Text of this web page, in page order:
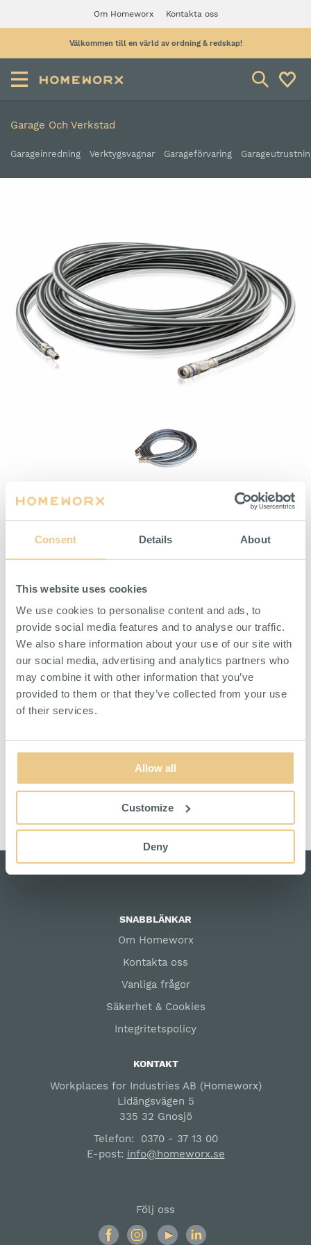
Consent Details About
This website uses cookies
We use cookies to personalise content and ads, to
provide social media features and to analyse our traffic.
We also share information about your use of our site with
our social media, advertising and analytics partners who
may combine it with other information that you’ve
provided to them or that they’ve collected from your use
of their services.
Allow all
Customize
Deny
Om Homeworx Kontakta oss
Välkommen till en värld av ordning & redskap!
Garage Och Verkstad
Garageinredning Verktygsvagnar Garageförvaring
Slang Rubtech
HITTA ÅTERFÖRSÄLJARE
BESKRIVNING SPECIFIKATION
Slang Rubtech för trycklyft är 10 meter lång, har lång livslängd,
hög flexibilitet och är vattenresistent. Den är även
motståndskraftig mot nötning och slitage. Koppling ingår.
Slangmaterial: SBR (100% PUR)
Working pressure: 16 bar (at 23°C)
Burst pressure: 60 bar (at 23°C)
Temperature range: -30°C ~ + 70˚C
SNABBLÄNKAR
Om Homeworx
Kontakta oss
Vanliga frågor
Säkerhet & Cookies
Integritetspolicy
KONTAKT
Workplaces for Industries AB (Homeworx)
Lidängsvägen 5
335 32 Gnosjö
Telefon: 0370 - 37 13 00
E-post: info@homeworx.se
Följ oss